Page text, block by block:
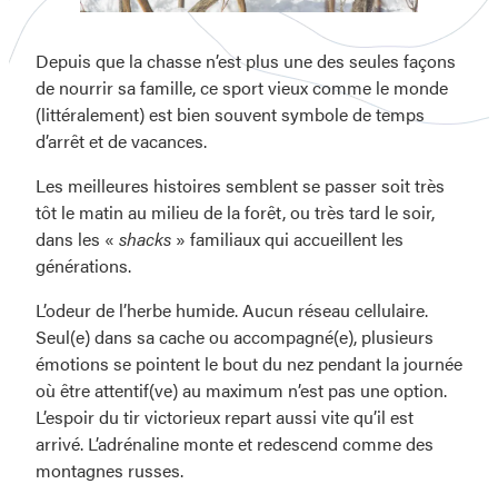
chasse…
aux
sensations
fortes!
Depuis que la chasse n’est plus une des seules façons
de nourrir sa famille, ce sport vieux comme le monde
(littéralement) est bien souvent symbole de temps
d’arrêt et de vacances.
Les meilleures histoires semblent se passer soit très
tôt le matin au milieu de la forêt, ou très tard le soir,
dans les « shacks » familiaux qui accueillent les
générations.
L’odeur de l’herbe humide. Aucun réseau cellulaire.
Seul(e) dans sa cache ou accompagné(e), plusieurs
émotions se pointent le bout du nez pendant la journée
où être attentif(ve) au maximum n’est pas une option.
L’espoir du tir victorieux repart aussi vite qu’il est
arrivé. L’adrénaline monte et redescend comme des
montagnes russes.